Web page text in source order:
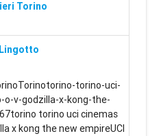
Torino
torino-uci-
o-v-godzilla-x-kong-the-
torino uci cinemas
x kong the new empireUCI